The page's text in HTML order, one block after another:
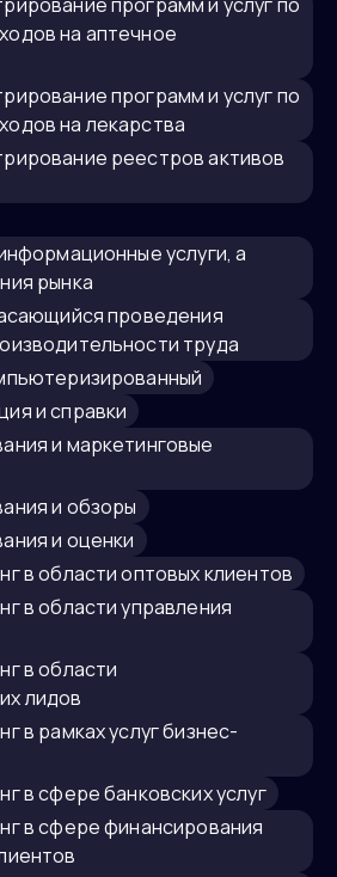
на аптечное
на лекарства
рынка
труда
и справки
и обзоры
и оценки
в области оптовых клиентов
лидов
в сфере банковских услуг